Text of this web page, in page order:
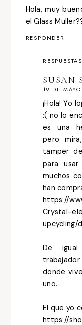
Hola, muy
el Glass
RESPONDER
RESPUESTAS
SUSAN
19 DE
¡Hola! Yo
:( no lo
es una
pero
tamper
para
muchos
han
https://
Crystal-
upcycling/
De
donde
uno.
El que yo
https://